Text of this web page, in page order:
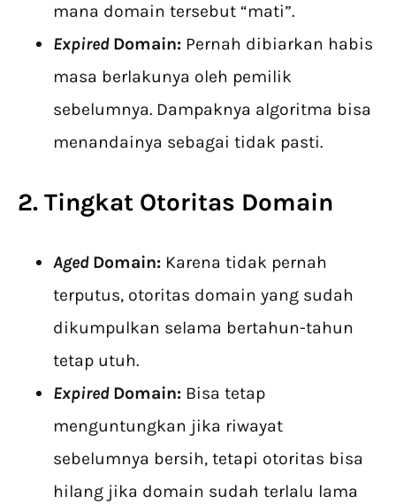
mana domain tersebut “mati”.
Expired Domain: Pernah dibiarkan habis
masa berlakunya oleh pemilik
sebelumnya. Dampaknya algoritma bisa
menandainya sebagai tidak pasti.
2. Tingkat Otoritas Domain
Aged Domain: Karena tidak pernah
terputus, otoritas domain yang sudah
dikumpulkan selama bertahun-tahun
tetap utuh.
Expired Domain: Bisa tetap
menguntungkan jika riwayat
sebelumnya bersih, tetapi otoritas bisa
hilang jika domain sudah terlalu lama